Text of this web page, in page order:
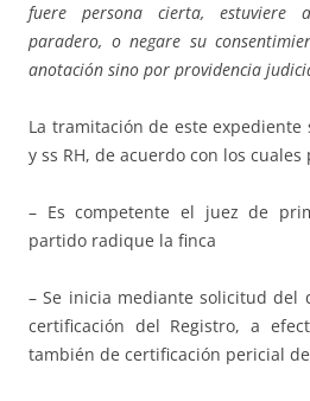
fuere persona cierta, estuviere
paradero, o negare su
anotación sino por providencia
La tramitación de este
y ss RH, de acuerdo con los
– Es competente el juez de
partido radique la finca
– Se inicia mediante solicitud del
certificación del Registro, a
también de certificación pericial